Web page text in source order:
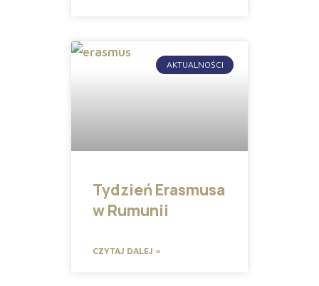
AKTUALNOŚCI
Tydzień Erasmusa
w Rumunii
CZYTAJ DALEJ »